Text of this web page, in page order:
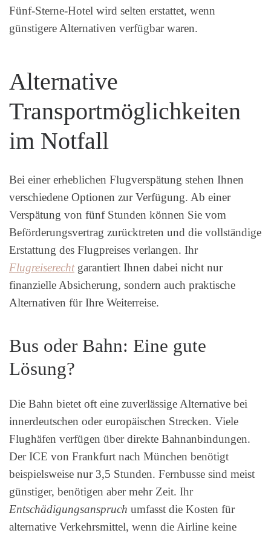
Fünf-Sterne-Hotel wird selten erstattet, wenn
günstigere Alternativen verfügbar waren.
Alternative
Transportmöglichkeiten
im Notfall
Bei einer erheblichen Flugverspätung stehen Ihnen
verschiedene Optionen zur Verfügung. Ab einer
Verspätung von fünf Stunden können Sie vom
Beförderungsvertrag zurücktreten und die vollständige
Erstattung des Flugpreises verlangen. Ihr
Flugreiserechtgarantiert Ihnen dabei nicht nur
finanzielle Absicherung, sondern auch praktische
Alternativen für Ihre Weiterreise.
Bus oder Bahn: Eine gute
Lösung?
Die Bahn bietet oft eine zuverlässige Alternative bei
innerdeutschen oder europäischen Strecken. Viele
Flughäfen verfügen über direkte Bahnanbindungen.
Der ICE von Frankfurt nach München benötigt
beispielsweise nur 3,5 Stunden. Fernbusse sind meist
günstiger, benötigen aber mehr Zeit. Ihr
Entschädigungsanspruch umfasst die Kosten für
alternative Verkehrsmittel, wenn die Airline keine